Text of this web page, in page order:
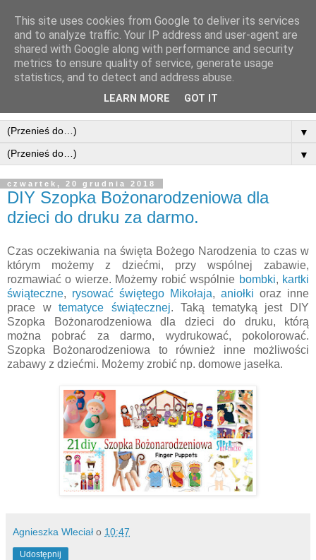
▼
▼
czwartek, 20 grudnia 2018
DIY Szopka Bożonarodzeniowa dla
dzieci do druku za darmo.
Czas oczekiwania na święta Bożego Narodzenia to czas w
którym możemy z dziećmi, przy wspólnej zabawie,
rozmawiać o wierze. Możemy robić wspólnie bombki, kartki
świąteczne, rysować świętego Mikołaja, aniołki oraz inne
prace wtematyce świątecznej. Taką tematyką jest DIY
Szopka Bożonarodzeniowa dla dzieci do druku, którą
można pobrać za darmo, wydrukować, pokolorować.
Szopka Bożonarodzeniowa to również inne możliwości
zabawy z dziećmi. Możemy zrobić np. domowe jasełka.
Agnieszka Wleciał o 10:47
Udostępnij
This site uses cookies from Google to deliver its services
and to analyze traffic. Your IP address and user-agent are
shared with Google along with performance and security
metrics to ensure quality of service, generate usage
statistics, and to detect and address abuse.
LEARN MORE GOT IT